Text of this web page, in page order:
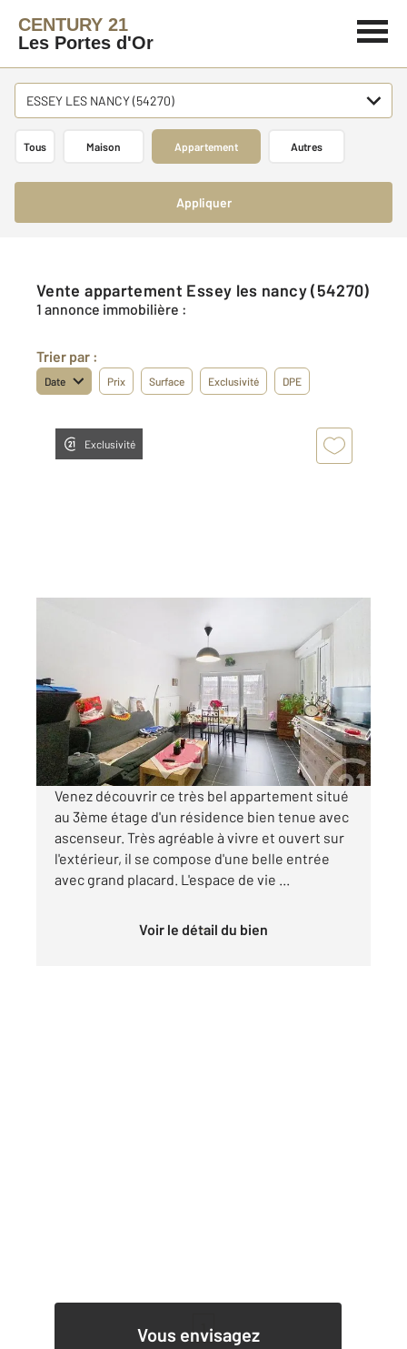
CENTURY 21
Les Portes d'Or
ESSEY LES NANCY (54270)
Tous Maison Appartement Autres
Appliquer
Vente appartement Essey les nancy (54270)
1 annonce immobilière :
Trier par :
Date Prix Surface Exclusivité DPE
Exclusivité
Appartement T2 à vendre
100 000 €
Visiter le site dédié
Venez découvrir ce très bel appartement situé
au 3ème étage d'un résidence bien tenue avec
ascenseur. Très agréable à vivre et ouvert sur
l'extérieur, il se compose d'une belle entrée
avec grand placard. L'espace de vie ...
Voir le détail du bien
Vous envisagez